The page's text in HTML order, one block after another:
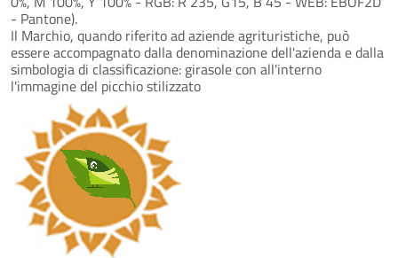
- Pantone).
Il Marchio, quando riferito ad aziende agrituristiche, può
essere accompagnato dalla denominazione dell'azienda e dalla
simbologia di classificazione: girasole con all'interno
l'immagine del picchio stilizzato